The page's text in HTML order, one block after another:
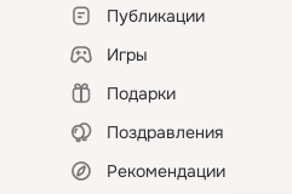
Публикации
Игры
Подарки
Поздравления
Рекомендации